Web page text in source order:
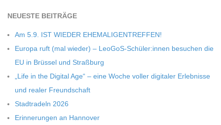
NEU­ESTE BEITRÄGE
Am 5.9. IST WIEDER EHEMALIGENTREFFEN!
Europa ruft (mal wie­der) – LeoGoS-Schüler:innen besu­chen die
EU in Brüs­sel und Straßburg
„Life in the Digi­tal Age“ – eine Woche vol­ler digi­ta­ler Erleb­nisse
und rea­ler Freundschaft
Stadt­ra­deln 2026
Erin­ne­run­gen an Hannover